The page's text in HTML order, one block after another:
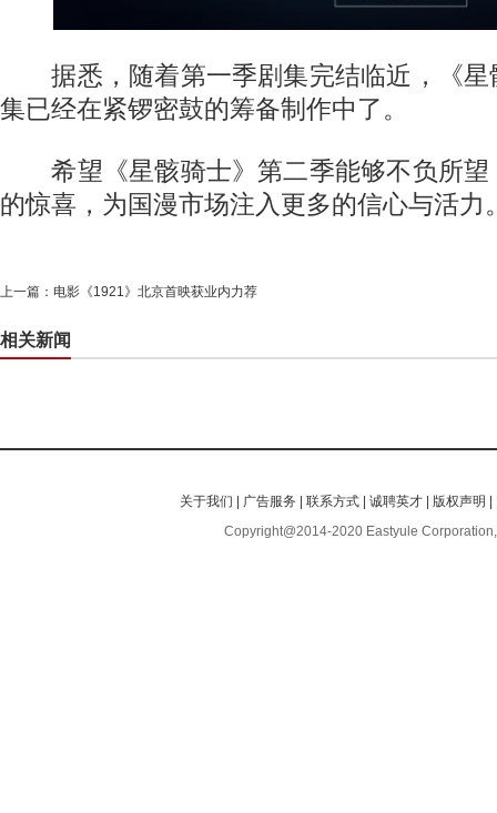
据悉，随着第一季剧集完结临近，《星
集已经在紧锣密鼓的筹备制作中了。
希望《星骸骑士》第二季能够不负所望
的惊喜，为国漫市场注入更多的信心与活力
上一篇： 电影《1921》北京首映获业内力荐
相关新闻
关于我们 | 广告服务 |联系方式 |诚聘英才 | 版权声明 |
Copyright@2014-2020 Eastyule